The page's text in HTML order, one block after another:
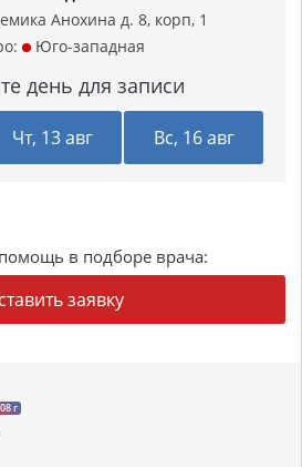
Анохина д. 8, корп, 1
Юго-западная
день для записи
Чт, 13 авг Вс, 16 авг
в подборе врача:
заявку
г